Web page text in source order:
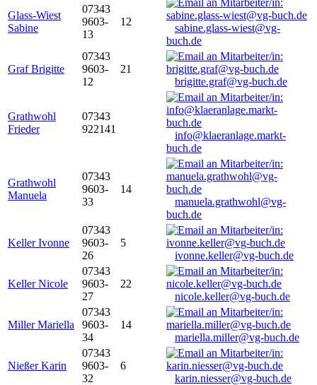
Glass-Wiest
Sabine
07343
9603-
13
12
sabine.glass-wiest@vg-
buch.de
Graf Brigitte
07343
9603-
12
21
brigitte.graf@vg-buch.de
Grathwohl
Frieder
07343
922141
info@klaeranlage.markt-
buch.de
Grathwohl
Manuela
07343
9603-
33
14
manuela.grathwohl@vg-
buch.de
Keller Ivonne
07343
9603-
26
5
ivonne.keller@vg-buch.de
Keller Nicole
07343
9603-
27
22
nicole.keller@vg-buch.de
Miller Mariella
07343
9603-
34
14
mariella.miller@vg-buch.de
Nießer Karin
07343
9603-
32
6
karin.niesser@vg-buch.de